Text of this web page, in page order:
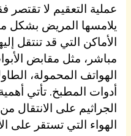
عملية التعقيم لا
يلامسها المريض بشكل
الأماكن التي قد تنتقل
مباشر، مثل مقابض
الهواتف المحمولة،
أدوات المطبخ. تأتي
الجراثيم على
الهواء التي تستقر على